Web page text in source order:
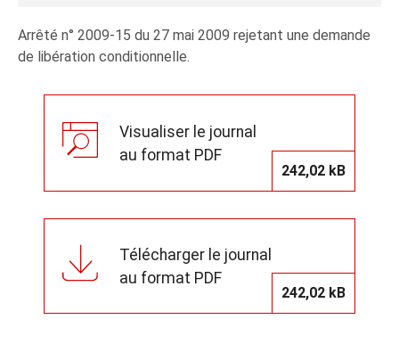
Arrêté n° 2009-15 du 27 mai 2009 rejetant une demande
de libération conditionnelle.
Visualiser le journal
au format PDF
242,02 kB
Télécharger le journal
au format PDF
242,02 kB